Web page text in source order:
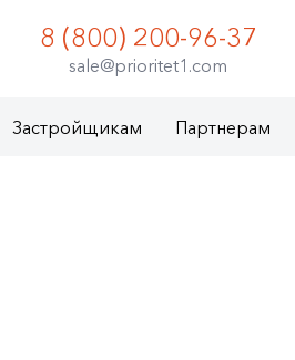
8 (800) 200-96-37
sale@prioritet1.com
Застройщикам Партнерам